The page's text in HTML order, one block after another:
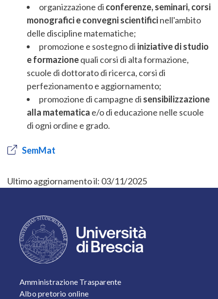
organizzazione di conferenze, seminari, corsi
monografici e convegni scientificinell'ambito
delle discipline matematiche;
promozione e sostegno di iniziative di studio
e formazionequali corsi di alta formazione,
scuole di dottorato di ricerca, corsi di
perfezionamento e aggiornamento;
promozione di campagne di sensibilizzazione
alla matematica e/o di educazione nelle scuole
di ogni ordine e grado.
SemMat
Ultimo aggiornamento il: 03/11/2025
FOOTER 1
Amministrazione Trasparente
Albo pretorio online